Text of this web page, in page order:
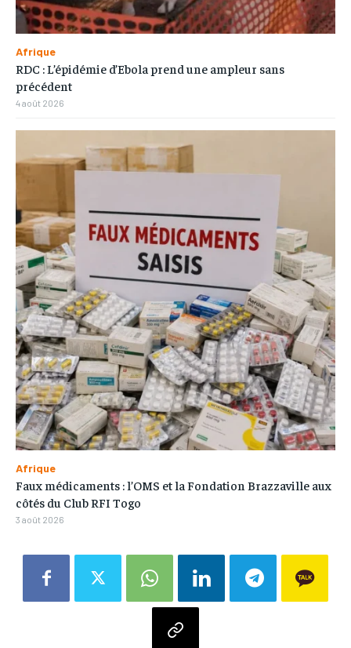
Afrique
RDC : L’épidémie d’Ebola prend une ampleur sans
précédent
4 août 2026
Afrique
Faux médicaments : l’OMS et la Fondation Brazzaville aux
côtés du Club RFI Togo
3 août 2026